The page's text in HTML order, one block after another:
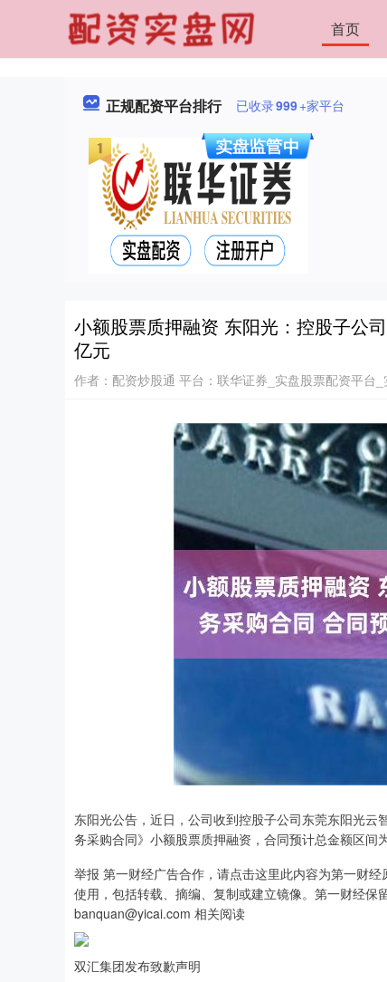
首页
正规配资平台排行 已收录999+家平台
小额股票质押融资 东阳光：控股子公
亿元
作者：配资炒股通 平台：联华证券_实盘股票配资平台
东阳光公告，近日，公司收到控股子公司东莞东阳光
务采购合同》小额股票质押融资，合同预计总金额区间
举报 第一财经广告合作，请点击这里此内容为第一财
使用，包括转载、摘编、复制或建立镜像。第一财经保
banquan@yicai.com 相关阅读
双汇集团发布致歉声明